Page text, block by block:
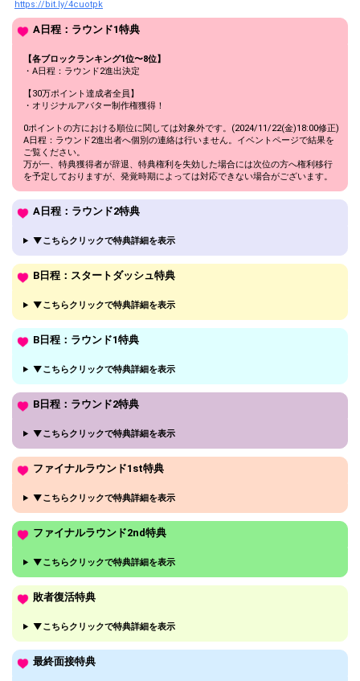
https://bit.ly/4cuotpk
A日程：ラウンド1特典
【各ブロックランキング1位〜8位】
・A日程：ラウンド2進出決定
【30万ポイント達成者全員】
・オリジナルアバター制作権獲得！
0ポイントの方における順位に関しては対象外です。(2024/11/22(金)18:00修正)
A日程：ラウンド2進出者へ個別の連絡は行いません。イベントページで結果を
ご覧ください。
万が一、特典獲得者が辞退、特典権利を失効した場合には次位の方へ権利移行
を予定しておりますが、発覚時期によっては対応できない場合がございます。
A日程：ラウンド2特典
▼こちらクリックで特典詳細を表示
B日程：スタートダッシュ特典
▼こちらクリックで特典詳細を表示
B日程：ラウンド1特典
▼こちらクリックで特典詳細を表示
B日程：ラウンド2特典
▼こちらクリックで特典詳細を表示
ファイナルラウンド1st特典
▼こちらクリックで特典詳細を表示
ファイナルラウンド2nd特典
▼こちらクリックで特典詳細を表示
敗者復活特典
▼こちらクリックで特典詳細を表示
最終面接特典